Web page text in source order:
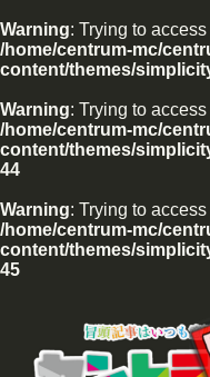
Warning: Trying to
/home/centrum-mc/
content/themes/
Warning: Trying to
/home/centrum-mc/
content/themes/
44
Warning: Trying to
/home/centrum-mc/
content/themes/
45